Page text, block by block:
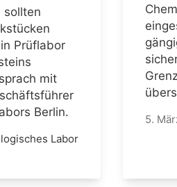
sollten
Prüflabor
mit
Berlin.
Labor
5.